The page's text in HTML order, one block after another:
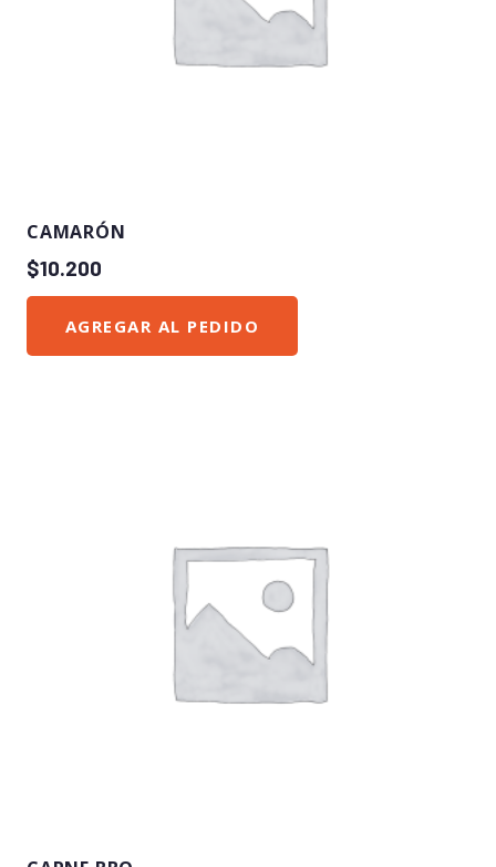
CAMARÓN
$10.200
AGREGAR AL PEDIDO